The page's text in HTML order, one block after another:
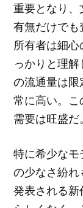
重要となり
有無だけでも
所有者は細
っかりと理
の流通量は
常に高い。
需要は旺盛だ。
特に希少な
の少なさ紛
発表される